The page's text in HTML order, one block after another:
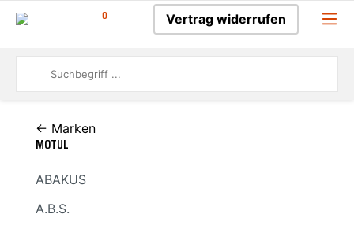
0 Vertrag widerrufen
← Marken
MOTUL
ABAKUS
A.B.S.